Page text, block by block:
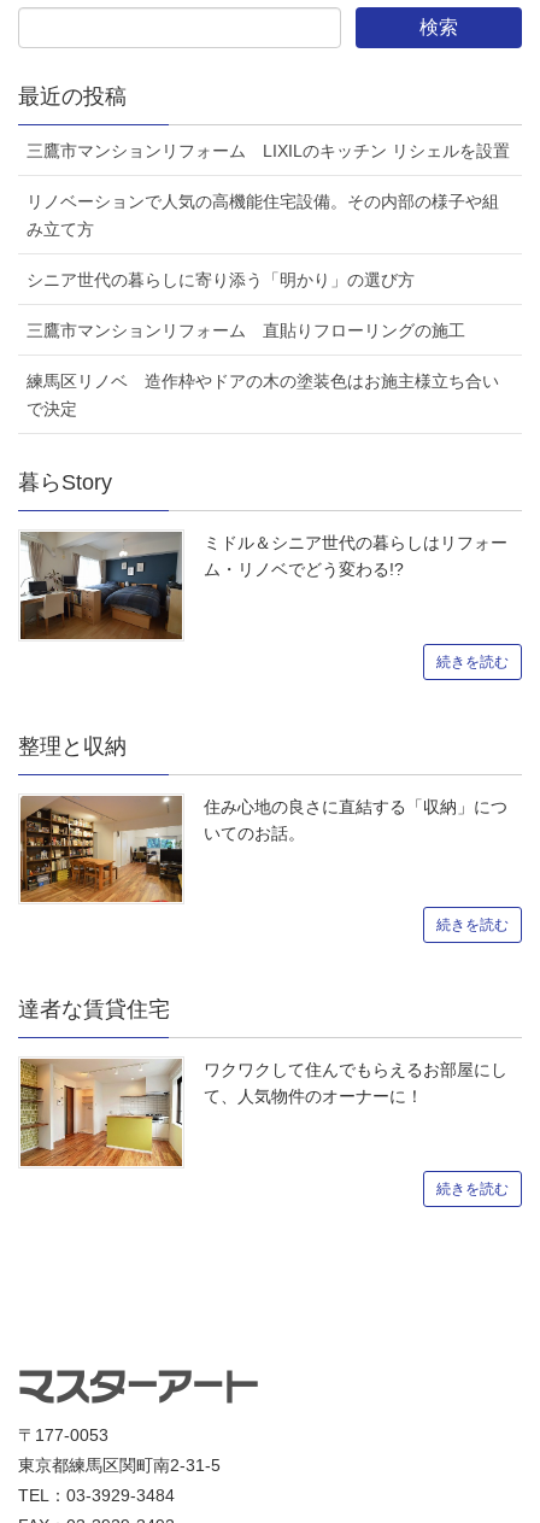
最近の投稿
三鷹市マンションリフォーム LIXILのキッチン リシェルを設置
リノベーションで人気の高機能住宅設備。その内部の様子や組
み立て方
シニア世代の暮らしに寄り添う「明かり」の選び方
三鷹市マンションリフォーム 直貼りフローリングの施工
練馬区リノベ 造作枠やドアの木の塗装色はお施主様立ち合い
で決定
暮らStory
ミドル＆シニア世代の暮らしはリフォー
ム・リノベでどう変わる!?
続きを読む
整理と収納
住み心地の良さに直結する「収納」につ
いてのお話。
続きを読む
達者な賃貸住宅
ワクワクして住んでもらえるお部屋にし
て、人気物件のオーナーに！
続きを読む
〒177-0053
東京都練馬区関町南2-31-5
TEL：03-3929-3484